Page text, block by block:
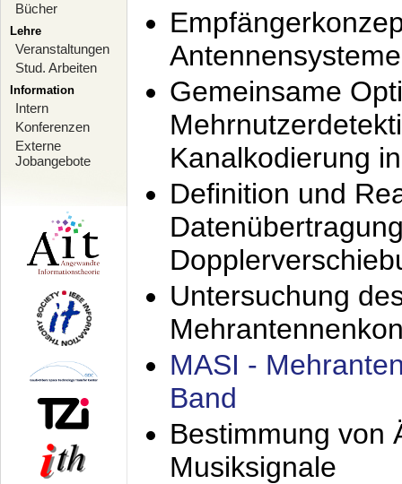
Bücher
Lehre
Veranstaltungen
Stud. Arbeiten
Information
Intern
Konferenzen
Externe
Jobangebote
Antennensysteme
Gemeinsame
Kanalkodierung
Definition und
Untersuchung
MASI -
Band
Bestimmung von
Musiksignale